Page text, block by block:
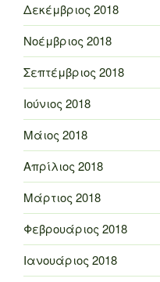
Δεκέμβριος 2018
Νοέμβριος 2018
Σεπτέμβριος 2018
Ιούνιος 2018
Μάιος 2018
Απρίλιος 2018
Μάρτιος 2018
Φεβρουάριος 2018
Ιανουάριος 2018